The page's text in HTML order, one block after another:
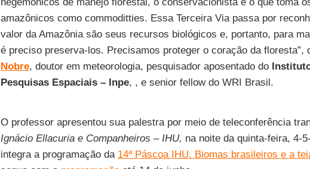
amazônicos como commoditties. Essa Terceira Via passa por
valor da Amazônia são seus recursos biológicos e, portanto, para
é preciso preserva-los. Precisamos proteger o coração da floresta”,
Nobre, doutor em meteorologia, pesquisador aposentado do
Pesquisas Espaciais – Inpe, , e senior fellow do WRI Brasil.
O professor apresentou sua palestra por meio de teleconferência
Ignácio Ellacuria e Companheiros – IHU, na noite da quinta-feira, 4-
integra a programação da 14ª Páscoa IHU. Biomas brasileiros e a